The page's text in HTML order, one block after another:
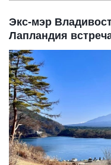
Экс-мэр
Лапландия